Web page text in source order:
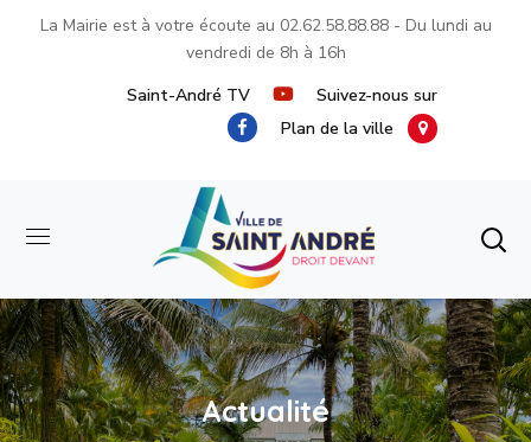
La Mairie est à votre écoute au 02.62.58.88.88- Du lundi au
vendredi de 8h à 16h
Saint-André TV
Suivez-nous sur
Plan de la ville
Actualité